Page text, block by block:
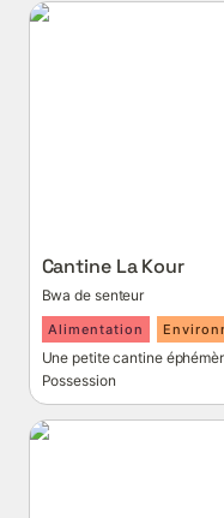
Cantine La Kour
Cantine La Kour
Bwa de senteur
Alimentation
Une petite cantine
Possession
Je donne mon